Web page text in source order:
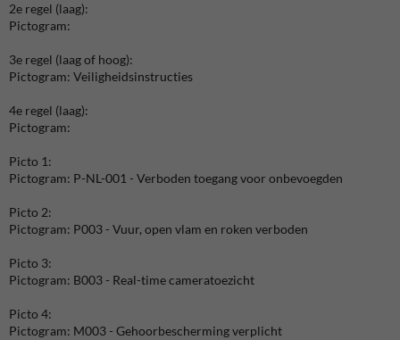
2e regel (laag):
Pictogram:
3e regel (laag of hoog):
Pictogram: Veiligheidsinstructies
4e regel (laag):
Pictogram:
Picto 1:
Pictogram: P-NL-001 - Verboden toegang voor onbevoegden
Picto 2:
Pictogram: P003 - Vuur, open vlam en roken verboden
Picto 3:
Pictogram: B003 - Real-time cameratoezicht
Picto 4:
Pictogram: M003 - Gehoorbescherming verplicht